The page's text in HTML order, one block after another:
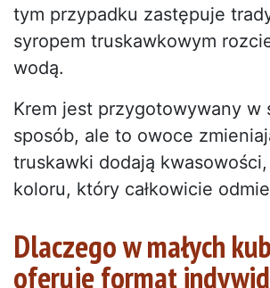
tym przypadku zastępuje
syropem truskawkowym
wodą.
Krem jest przygotowywany w
sposób, ale to owoce
truskawki dodają
koloru, który całkowicie
Dlaczego w małych
oferuje format